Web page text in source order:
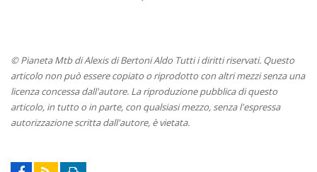
© Pianeta Mtb di Alexis di Bertoni Aldo Tutti i diritti riservati. Questo
articolo non può essere copiato o riprodotto con altri mezzi senza una
licenza concessa dall'autore. La riproduzione pubblica di questo
articolo, in tutto o in parte, con qualsiasi mezzo, senza l'espressa
autorizzazione scritta dall'autore, è vietata.